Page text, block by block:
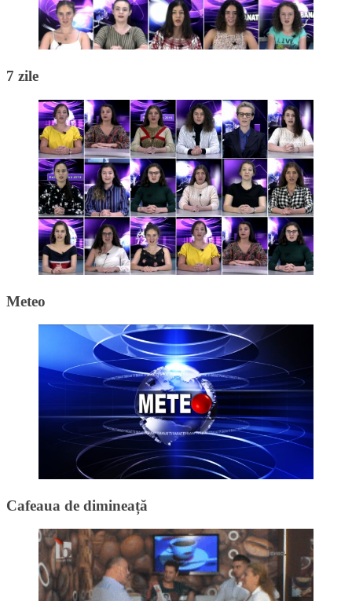
7 zile
Meteo
Cafeaua de dimineață